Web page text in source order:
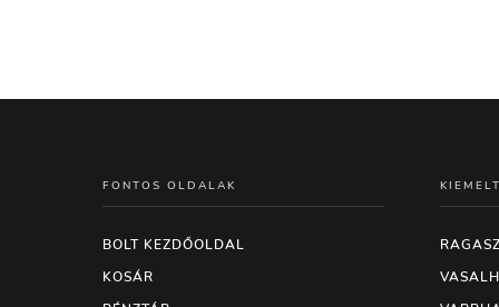
FONTOS OLDALAK
BOLT KEZDŐOLDAL
KOSÁR